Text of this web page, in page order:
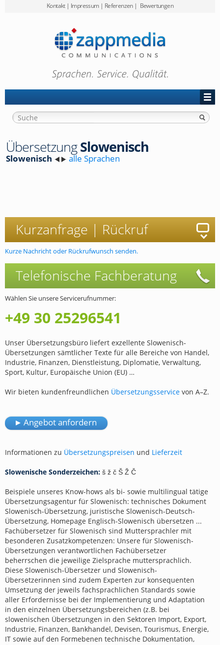
Kontakt| Impressum| Referenzen| Bewertungen
ÜbersetzungSlowenisch
Slowenisch alle Sprachen
Kurzanfrage | Rückruf
Kurze Nachricht oder Rückrufwunsch senden.
Telefonische Fachberatung
Wählen Sie unsere Servicerufnummer:
+49 30 25296541
Unser Übersetzungsbüro liefert exzellente Slowenisch-
Übersetzungen sämtlicher Texte für alle Bereiche von Handel,
Industrie, Finanzen, Dienstleistung, Diplomatie, Verwaltung,
Sport, Kultur, Europäische Union (EU) …
Wir bieten kundenfreundlichen Übersetzungsservice von A–Z.
Angebot anfordern
Informationen zu Übersetzungspreisen und Lieferzeit
Slowenische Sonderzeichen: š ž č Š Ž Č
Beispiele unseres Know-hows als bi- sowie multilingual tätige
Übersetzungsagentur für Slowenisch: technisches Dokument
Slowenisch-Übersetzung, juristische Slowenisch-Deutsch-
Übersetzung, Homepage Englisch-Slowenisch übersetzen ...
Fachübersetzer für Slowenisch sind Muttersprachler mit
besonderen Zusatzkompetenzen: Unsere für Slowenisch-
Übersetzungen verantwortlichen Fachübersetzer
beherrschen die jeweilige Zielsprache muttersprachlich.
Diese Slowenisch-Übersetzer und Slowenisch-
Übersetzerinnen sind zudem Experten zur konsequenten
Umsetzung der jeweils fachsprachlichen Standards sowie
aller Erfordernisse bei der Implementierung und Adaptation
in den einzelnen Übersetzungsbereichen (z.B. bei
slowenischen Übersetzungen in den Sektoren Import, Export,
Industrie, Finanzen, Bankhandel, Devisen, Tourismus, Energie,
IT sowie auf den Formebenen technische Dokumentation,